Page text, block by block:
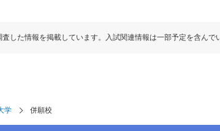
した情報を掲載しています。入試関連情報は一部予定を含ん
学 併願校